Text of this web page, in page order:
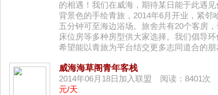
的相遇！我们在威海，期待某日能于此遇
背景色的手绘青旅，2014年6月开业，紧邻
五分钟可至海边浴场。旅舍共有20个客房
床位房等多种房型供大家选择。我们倡导
希望能以青旅为平台结交更多志同道合的
威海海草阁青年客栈
2014年06月18日加入联盟 阅读：8401
元/天